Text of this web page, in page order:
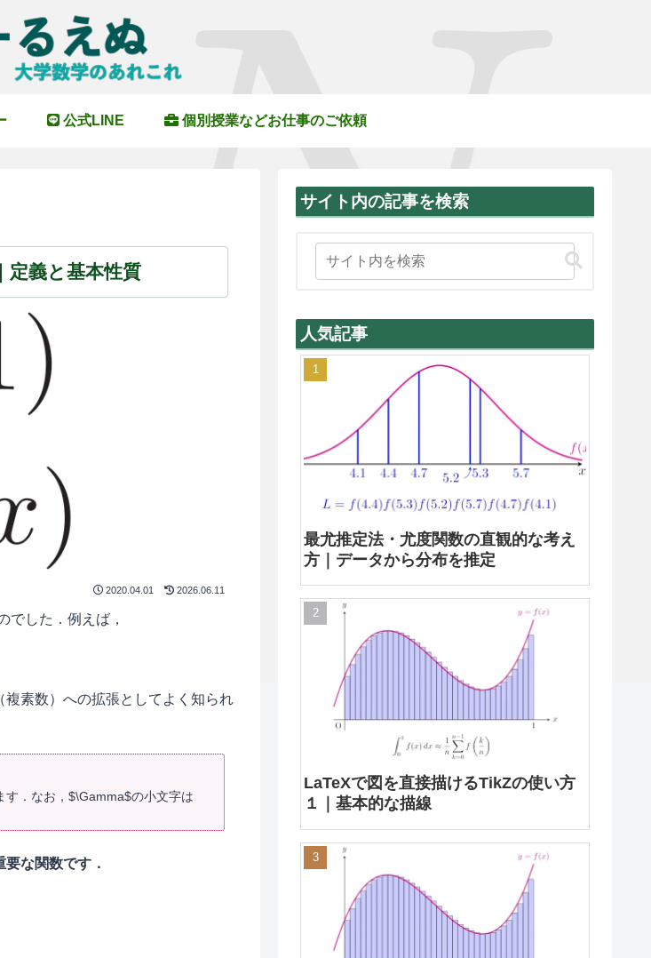
公式LINE 個別授業などお仕事のご依頼
定義と基本性質
2020.04.01 2026.06.11
でした．例えば，
素数）への拡張としてよく知られ
．なお，$\Gamma$の小文字は
な関数です．
サイト内の記事を検索
人気記事
最尤推定法・尤度関数の直観的な考え
方｜データから分布を推定
LaTeXで図を直接描けるTikZの使い方
１｜基本的な描線